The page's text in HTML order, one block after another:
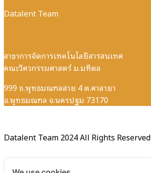
Datalent Team
สาขาการจัดการเทคโนโลยีสารสนเทศ
คณะวิศวกรรมศาสตร์ ม.มหิดล
999 ถ.พุทธมณฑลสาย 4 ต.ศาลายา
อ.พุทธมณฑล จ.นครปฐม 73170
Datalent Team 2024 All Rights Reserved